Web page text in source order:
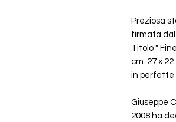
Preziosa
firmata
Titolo "
cm. 27 x 22
in perfette
Giuseppe
2008 ha